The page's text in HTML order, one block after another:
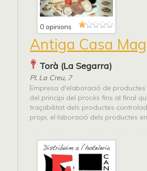
0 opinions
Antiga Casa
Torà (La Segarra)
Pl. La Creu, 7
Empresa d'elaboració de
del principi del procès fins al final
traçabilitat dels productes
propi, el·laboració dels productes